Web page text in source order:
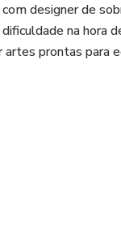
designer de
na hora
prontas para